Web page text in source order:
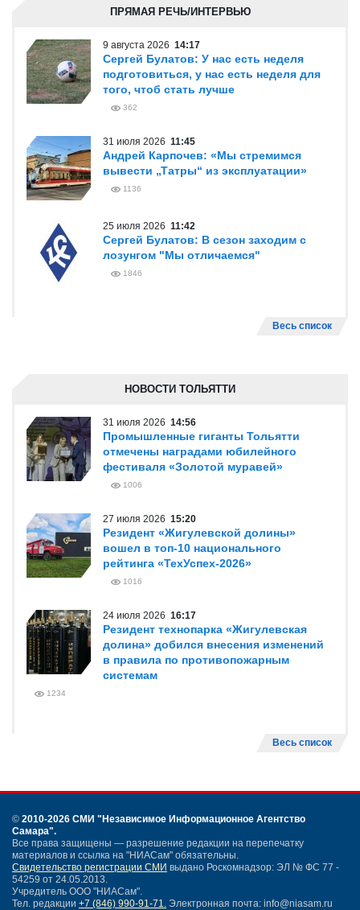
ПРЯМАЯ РЕЧЬ/ИНТЕРВЬЮ
9 августа 2026 14:17
Сергей Булатов: У нас есть неделя
подготовиться, у нас есть неделя для
того, чтоб стать лучше
362
31 июля 2026 11:45
Андрей Карпочев: «Мы стремимся
вывести „Татры“ из эксплуатации»
1136
25 июля 2026 11:42
Сергей Булатов: В сезон заходим с
лозунгом "Мы отличаемся"
1846
Весь список
НОВОСТИ ТОЛЬЯТТИ
31 июля 2026 14:56
Промышленные гиганты Тольятти
отмечены наградами юбилейного
фестиваля «Золотой муравей»
1006
27 июля 2026 15:20
Резидент «Жигулевской долины»
вошел в топ-10 национального
рейтинга «ТехУспех-2026»
1016
24 июля 2026 16:17
Резидент технопарка «Жигулевская
долина» добился внесения изменений
в правила по противопожарным
системам
1234
Весь список
© 2010-2026 СМИ "Независимое Информационное Агентство
Самара".
Все права защищены — разрешение редакции на перепечатку
материалов и ссылка на "НИАСам" обязательны.
Свидетельство регистрации СМИ выдано Роскомнадзор: ЭЛ № ФС 77 -
54259 от 24.05.2013.
Учредитель ООО "НИАСам".
Тел. редакции +7 (846) 990-91-71. Электронная почта: info@niasam.ru